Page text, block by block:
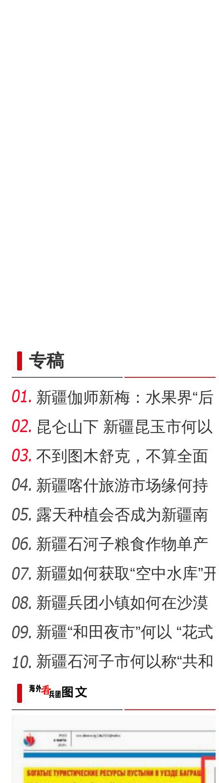
专稿
新疆伽师新梅：水果界“后
起之秀”如何“脱颖而出
昆仑山下 新疆昆玉市何以
被称为“玉润之城”
不到图木舒克，不算全面
了解新疆生产建设兵团
新疆喀什旅游市场缘何持
续火热？
露天种植会否成为新疆南
果北种新方式？
新疆石河子粮食作物单产
缘何越来越高？
新疆如何获取“空中水库”开
启密码？
新疆兵团小镇如何在沙漠
腹地书写“绿色奇迹”？
新疆“和田夜市”何以 “花式
出圈”？
新疆石河子市何以称“共和
国军垦第一城”